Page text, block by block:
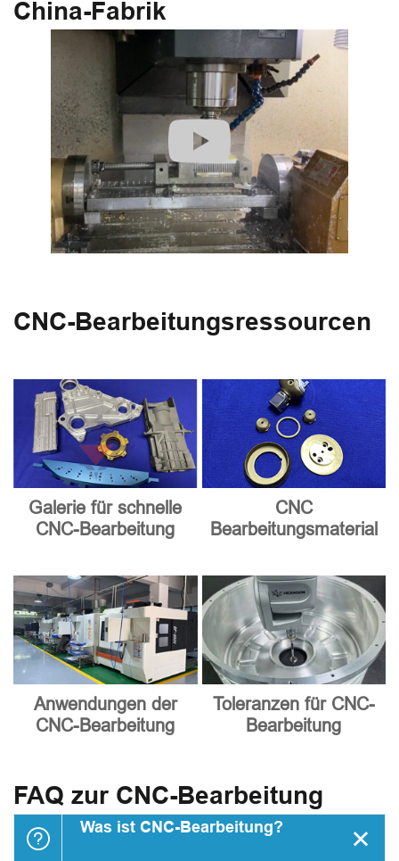
China-Fabrik
CNC-Bearbeitungsressourcen
Galerie für schnelle
CNC-Bearbeitung
CNC
Bearbeitungsmaterial
Anwendungen der
CNC-Bearbeitung
Toleranzen für CNC-
Bearbeitung
FAQ zur CNC-Bearbeitung

Was ist CNC-Bearbeitung?
